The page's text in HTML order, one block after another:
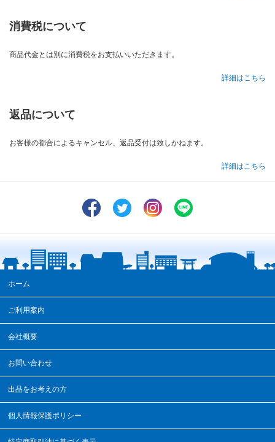
消費税について
商品代金とは別に消費税をお支払いいただきます。
詳細はこちら
返品について
お客様の都合によるキャンセル、返品受付は致しかねます。
詳細はこちら
ホーム
ご利用案内
会社概要
お問い合わせ
出品をお考えの方
個人情報保護ポリシー